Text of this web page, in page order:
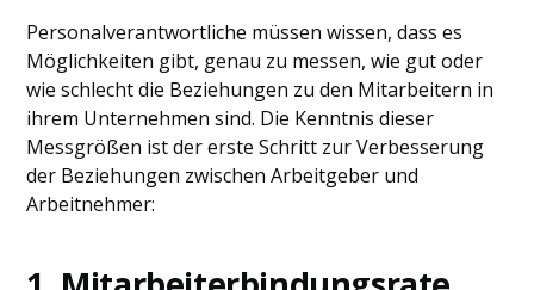
Personalverantwortliche müssen wissen, dass es
Möglichkeiten gibt, genau zu messen, wie gut oder
wie schlecht die Beziehungen zu den Mitarbeitern in
ihrem Unternehmen sind. Die Kenntnis dieser
Messgrößen ist der erste Schritt zur Verbesserung
der Beziehungen zwischen Arbeitgeber und
Arbeitnehmer: